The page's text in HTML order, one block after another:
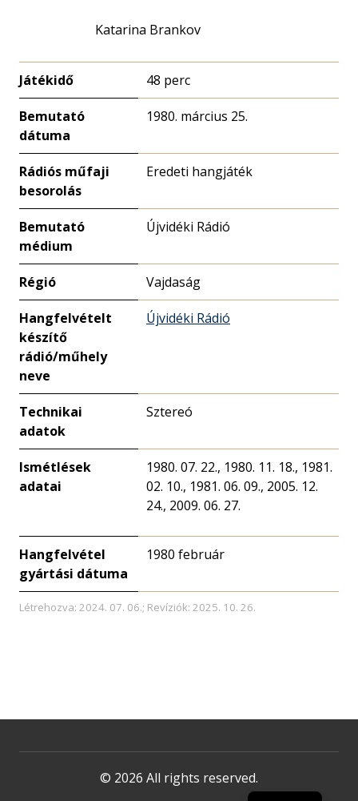
Katarina Brankov
Játékidő 48 perc
Bemutató
dátuma
1980. március 25.
Rádiós műfaji
besorolás
Eredeti hangjáték
Bemutató
médium
Újvidéki Rádió
Régió Vajdaság
Hangfelvételt
készítő
rádió/műhely
neve
Újvidéki Rádió
Technikai
adatok
Sztereó
Ismétlések
adatai
1980. 07. 22., 1980. 11. 18., 1981.
02. 10., 1981. 06. 09., 2005. 12.
24., 2009. 06. 27.
Hangfelvétel
gyártási dátuma
1980 február
Létrehozva: 2024. 07. 06.; Revíziók: 2025. 10. 26.
© 2026 All rights reserved.